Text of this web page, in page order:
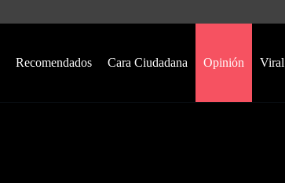
Recomendados Cara Ciudadana Opinión Viral